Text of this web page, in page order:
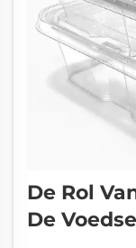
De Rol
De